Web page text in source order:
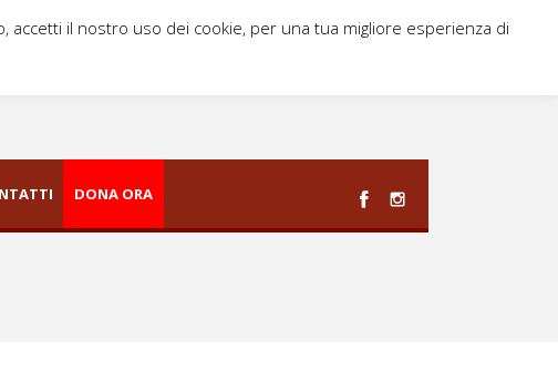
DONA ORA
il nostro uso dei cookie, per una tua migliore esperienza di